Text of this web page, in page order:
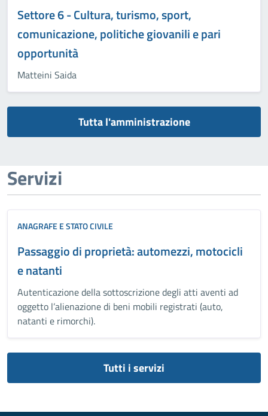
Settore 6 - Cultura, turismo, sport,
comunicazione, politiche giovanili e pari
opportunità
Matteini Saida
Tutta l'amministrazione
Servizi
ANAGRAFE E STATO CIVILE
Passaggio di proprietà: automezzi, motocicli
e natanti
Autenticazione della sottoscrizione degli atti aventi ad
oggetto l’alienazione di beni mobili registrati (auto,
natanti e rimorchi).
Tutti i servizi